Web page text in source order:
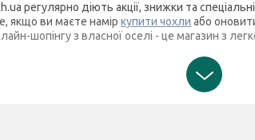
регулярно діють акції, знижки та
якщо ви маєте намір купити чохли або
шопінгу з власної оселі - це магазин з